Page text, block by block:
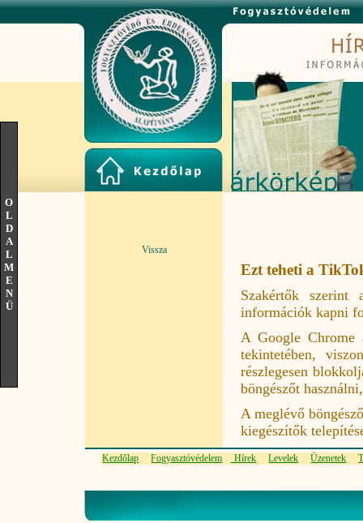
O
L
D
A
L
M
E
N
Ü
Vissza
Ezt teheti a
Szakértők szerint
információk kapni
A Google Chrome
tekintetében,
részlegesen
böngészőt
A meglévő
kiegészítők
Kezdőlap Fogyasztóvédelem Hírek Levelek Üzenetek